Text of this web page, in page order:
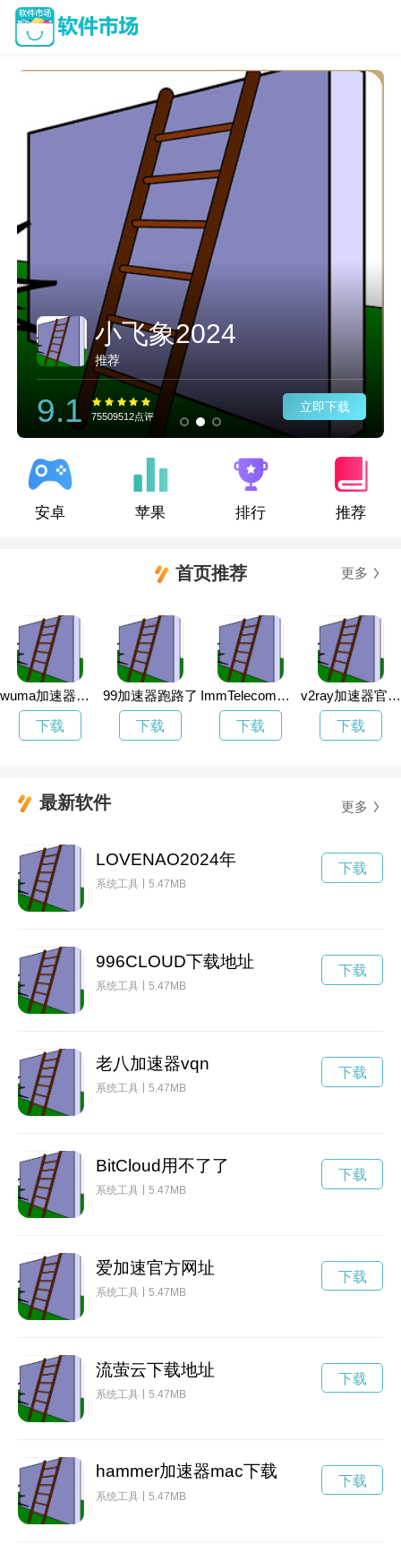
小飞象2024
推荐
9.1 75509512点评
立即下载
安卓 苹果 排行 推荐
首页推荐 更多
wuma加速器官方网址
下载
99加速器跑路了
下载
ImmTelecom永久免费加速
下载
v2ray加速器官网打不开了
下载
最新软件 更多
LOVENAO2024年
系统工具 5.47MB
下载
996CLOUD下载地址
系统工具 5.47MB
下载
老八加速器vqn
系统工具 5.47MB
下载
BitCloud用不了了
系统工具 5.47MB
下载
爱加速官方网址
系统工具 5.47MB
下载
流萤云下载地址
系统工具 5.47MB
下载
hammer加速器mac下载
系统工具 5.47MB
下载